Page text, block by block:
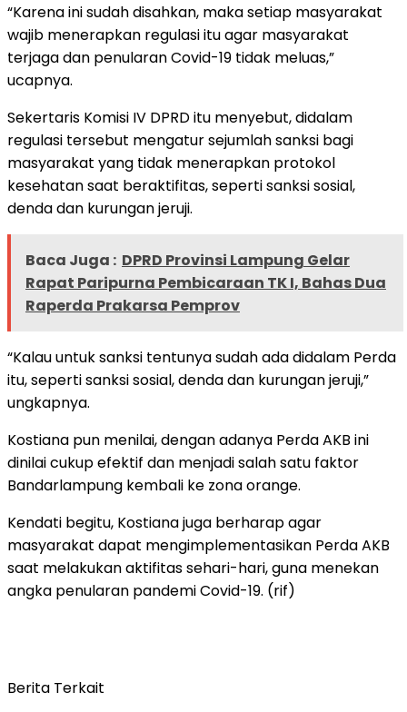
“Karena ini sudah disahkan, maka setiap masyarakat
wajib menerapkan regulasi itu agar masyarakat
terjaga dan penularan Covid-19 tidak meluas,”
ucapnya.
Sekertaris Komisi IV DPRD itu menyebut, didalam
regulasi tersebut mengatur sejumlah sanksi bagi
masyarakat yang tidak menerapkan protokol
kesehatan saat beraktifitas, seperti sanksi sosial,
denda dan kurungan jeruji.
Baca Juga : DPRD Provinsi Lampung Gelar
Rapat Paripurna Pembicaraan TK I, Bahas Dua
Raperda Prakarsa Pemprov
“Kalau untuk sanksi tentunya sudah ada didalam Perda
itu, seperti sanksi sosial, denda dan kurungan jeruji,”
ungkapnya.
Kostiana pun menilai, dengan adanya Perda AKB ini
dinilai cukup efektif dan menjadi salah satu faktor
Bandarlampung kembali ke zona orange.
Kendati begitu, Kostiana juga berharap agar
masyarakat dapat mengimplementasikan Perda AKB
saat melakukan aktifitas sehari-hari, guna menekan
angka penularan pandemi Covid-19. (rif)
Berita Terkait